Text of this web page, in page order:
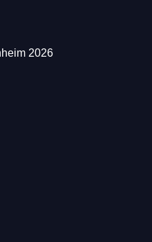
2026